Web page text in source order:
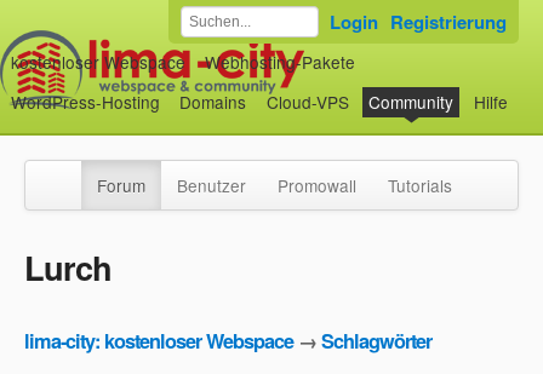
kostenloser Webspace
Webhosting-Pakete
WordPress-Hosting
Domains Cloud-VPS Community Hilfe
Login Registrierung
Forum Benutzer Promowall Tutorials
Lurch
lima-city: kostenloser Webspace→Schlagwörter